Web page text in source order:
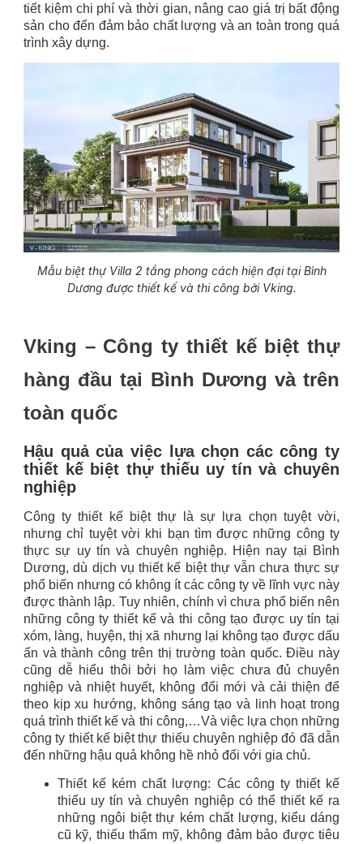
tiết kiệm chi phí và thời gian, nâng cao giá trị bất động
sản cho đến đảm bảo chất lượng và an toàn trong quá
trình xây dựng.
Mẫu biệt thự Villa 2 tầng phong cách hiện đại tại Bình
Dương được thiết kế và thi công bởi Vking.
Vking – Công ty thiết kế biệt thự
hàng đầu tại Bình Dương và trên
toàn quốc
Hậu quả của việc lựa chọn các công ty
thiết kế biệt thự thiếu uy tín và chuyên
nghiệp
Công ty thiết kế biệt thự là sự lựa chọn tuyệt vời,
nhưng chỉ tuyệt vời khi bạn tìm được những công ty
thực sự uy tín và chuyên nghiệp. Hiện nay tại Bình
Dương, dù dịch vụ thiết kế biệt thự vẫn chưa thực sự
phổ biến nhưng có không ít các công ty về lĩnh vực này
được thành lập. Tuy nhiên, chính vì chưa phổ biến nên
những công ty thiết kế và thi công tạo được uy tín tại
xóm, làng, huyện, thị xã nhưng lại không tạo được dấu
ấn và thành công trên thị trường toàn quốc. Điều này
cũng dễ hiểu thôi bởi họ làm việc chưa đủ chuyên
nghiệp và nhiệt huyết, không đổi mới và cải thiện để
theo kịp xu hướng, không sáng tạo và linh hoạt trong
quá trình thiết kế và thi công,…Và việc lựa chọn những
công ty thiết kế biệt thự thiếu chuyên nghiệp đó đã dẫn
đến những hậu quả không hề nhỏ đối với gia chủ.
Thiết kế kém chất lượng: Các công ty thiết kế
thiếu uy tín và chuyên nghiệp có thể thiết kế ra
những ngôi biệt thự kém chất lượng, kiểu dáng
cũ kỹ, thiếu thẩm mỹ, không đảm bảo được tiêu